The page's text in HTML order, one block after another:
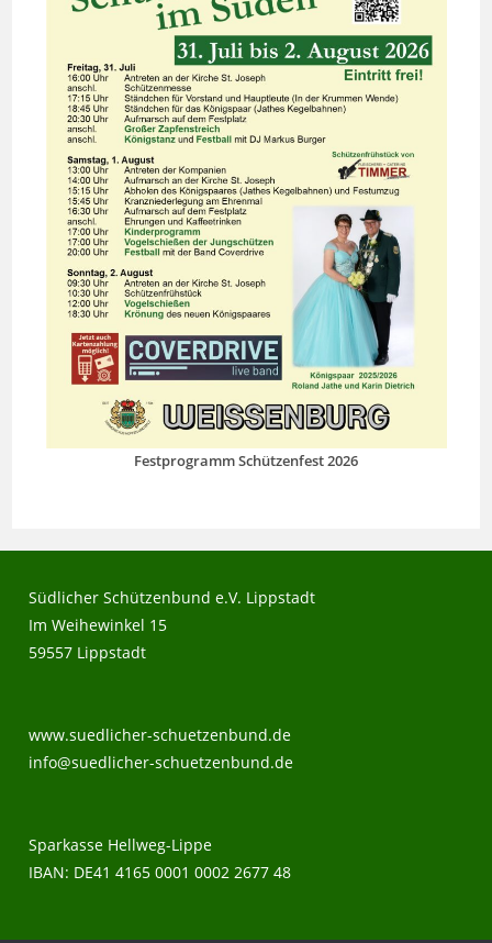
Festprogramm Schützenfest 2026
Südlicher Schützenbund e.V. Lippstadt
Im Weihewinkel 15
59557 Lippstadt
www.suedlicher-schuetzenbund.de
info@suedlicher-schuetzenbund.de
Sparkasse Hellweg-Lippe
IBAN: DE41 4165 0001 0002 2677 48